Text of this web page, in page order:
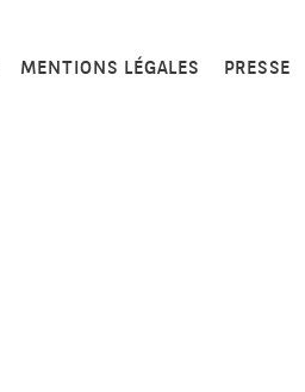
MENTIONS LÉGALES PRESSE